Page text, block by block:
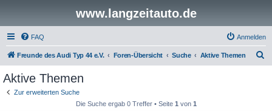
www.langzeitauto.de
FAQ Anmelden
Freunde des Audi Typ 44 e.V. Foren-Übersicht Suche Aktive Themen
Aktive Themen
Zur erweiterten Suche
Die Suche ergab 0 Treffer • Seite 1 von 1